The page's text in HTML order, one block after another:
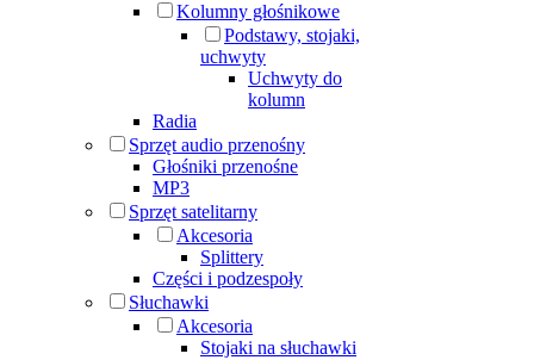
Kolumny głośnikowe
Podstawy, stojaki,
uchwyty
Uchwyty do
kolumn
Radia
Sprzęt audio przenośny
Głośniki przenośne
MP3
Sprzęt satelitarny
Akcesoria
Splittery
Części i podzespoły
Słuchawki
Akcesoria
Stojaki na słuchawki